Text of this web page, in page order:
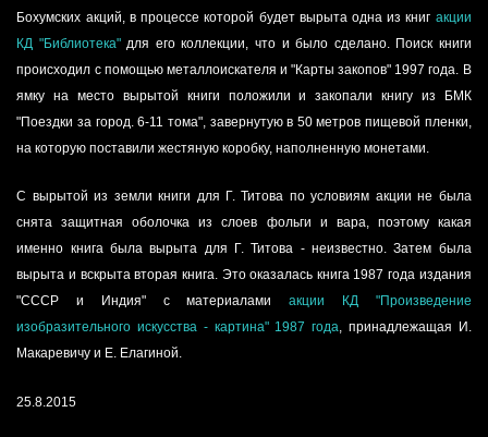
Бохумских акций, в процессе которой будет вырыта одна из книг акции
КД "Библиотека"для его коллекции, что и было сделано. Поиск книги
происходил с помощью металлоискателя и "Карты закопов" 1997 года. В
ямку на место вырытой книги положили и закопали книгу из БМК
"Поездки за город. 6-11 тома", завернутую в 50 метров пищевой пленки,
на которую поставили жестяную коробку, наполненную монетами.
С вырытой из земли книги для Г. Титова по условиям акции не была
снята защитная оболочка из слоев фольги и вара, поэтому какая
именно книга была вырыта для Г. Титова - неизвестно. Затем была
вырыта и вскрыта вторая книга. Это оказалась книга 1987 года издания
"СССР и Индия" с материаламиакции КД "Произведение
изобразительного искусства - картина" 1987 года, принадлежащая И.
Макаревичу и Е. Елагиной.
25.8.2015